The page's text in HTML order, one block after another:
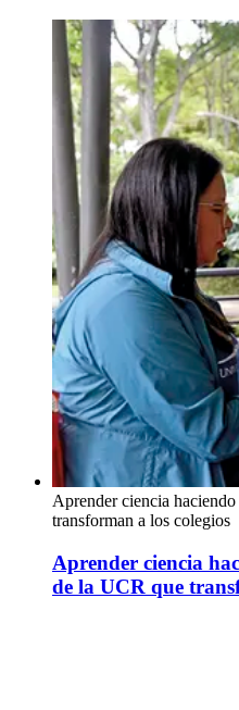
Aprender ciencia
transforman a los colegios
Aprender ciencia
de la UCR que